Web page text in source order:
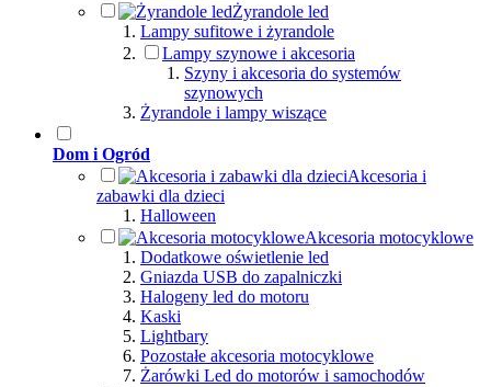
Żyrandole led
Lampy sufitowe i żyrandole
Lampy szynowe i akcesoria
Szyny i akcesoria do systemów
szynowych
Żyrandole i lampy wiszące
Dom i Ogród
Akcesoria i
zabawki dla dzieci
Halloween
Akcesoria motocyklowe
Dodatkowe oświetlenie led
Gniazda USB do zapalniczki
Halogeny led do motoru
Kaski
Lightbary
Pozostałe akcesoria motocyklowe
Żarówki Led do motorów i samochodów